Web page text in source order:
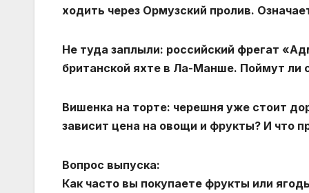
ходить через Ормузский пролив.
Не туда заплыли: российский фрегат
британской яхте в Ла-Манше. Поймут ли
Вишенка на торте: черешня уже стоит
зависит цена на овощи и фрукты? И что
Вопрос выпуска:
Как часто вы покупаете фрукты или